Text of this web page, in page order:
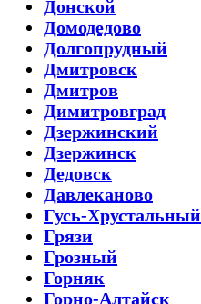
Донской
Домодедово
Долгопрудный
Дмитровск
Дмитров
Димитровград
Дзержинский
Дзержинск
Дедовск
Давлеканово
Гусь-Хрустальный
Грязи
Грозный
Горняк
Горно-Алтайск